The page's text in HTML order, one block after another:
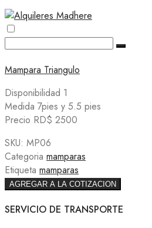
Mampara Triangulo
Disponibilidad 1
Medida 7pies y 5.5 pies
Precio RD$ 2500
SKU: MP06
Categoria mamparas
Etiqueta mamparas
AGREGAR A LA COTIZACION
SERVICIO DE TRANSPORTE